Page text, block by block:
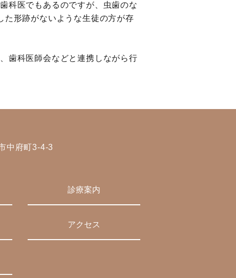
科医でもあるのですが、虫歯のな
た形跡がないような生徒の方が存
歯科医師会などと連携しながら行
中府町3-4-3
診療案内
アクセス